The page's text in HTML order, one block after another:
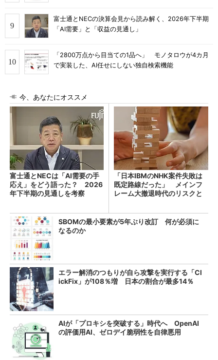
富士通とNECの決算会見から読み解く、2026年下半期
「AI需要」と「収益の見通し」
「2800万点から目当ての1品へ」 モノタロウが4カ月
で実装した、AI任せにしない独自検索機能
今、あなたにオススメ
富士通とNECは「AI需要の手
応え」をどう語った？ 2026
年下半期の見通しを考察
「日本IBMのNHK案件失敗は
既定路線だった」 メインフ
レーム大撤退時代のリスクと
SBOMの最小要素が5年ぶり改訂 何が必須に
なるのか
エラー解消のつもりが自ら攻撃を実行する「Cl
ickFix」が108％増 日本の割合が最多14％
AIが「プロキシを突破する」時代へ OpenAI
の評価用AI、ゼロデイ脆弱性を自律悪用